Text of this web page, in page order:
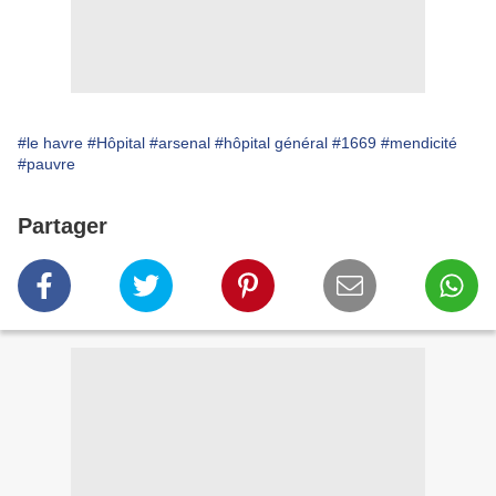
#le havre #Hôpital #arsenal #hôpital général #1669 #mendicité
#pauvre
Partager